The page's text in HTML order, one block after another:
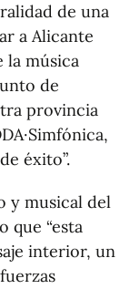
de una
a Alicante
música
de
provincia
éxito”.
y musical del
que “esta
interior, un